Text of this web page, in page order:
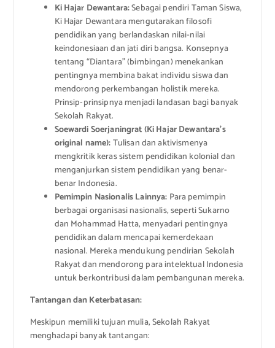
Ki Hajar Dewantara:Sebagai pendiri Taman Siswa,
Ki Hajar Dewantara mengutarakan filosofi
pendidikan yang berlandaskan nilai-nilai
keindonesiaan dan jati diri bangsa. Konsepnya
tentang “Diantara” (bimbingan) menekankan
pentingnya membina bakat individu siswa dan
mendorong perkembangan holistik mereka.
Prinsip-prinsipnya menjadi landasan bagi banyak
Sekolah Rakyat.
Soewardi Soerjaningrat (Ki Hajar Dewantara’s
original name):Tulisan dan aktivismenya
mengkritik keras sistem pendidikan kolonial dan
menganjurkan sistem pendidikan yang benar-
benar Indonesia.
Pemimpin Nasionalis Lainnya: Para pemimpin
berbagai organisasi nasionalis, seperti Sukarno
dan Mohammad Hatta, menyadari pentingnya
pendidikan dalam mencapai kemerdekaan
nasional. Mereka mendukung pendirian Sekolah
Rakyat dan mendorong para intelektual Indonesia
untuk berkontribusi dalam pembangunan mereka.
Tantangan dan Keterbatasan:
Meskipun memiliki tujuan mulia, Sekolah Rakyat
menghadapi banyak tantangan: